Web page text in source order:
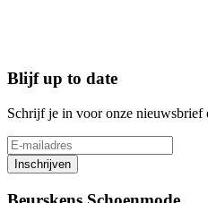
Blijf up to date
Schrijf je in voor onze nieuwsbrief
Inschrijven